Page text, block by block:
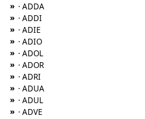
» · ADDA
» · ADDI
» · ADIE
» · ADIO
» · ADOL
» · ADOR
» · ADRI
» · ADUA
» · ADUL
» · ADVE